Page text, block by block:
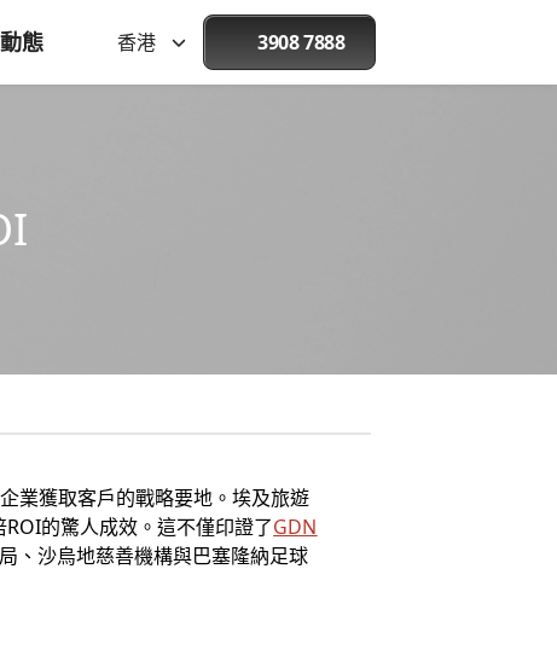
態 香港 3908 7888
業獲取客戶的戰略要地。埃及旅遊
的驚人成效。這不僅印證了GDN
、沙烏地慈善機構與巴塞隆納足球